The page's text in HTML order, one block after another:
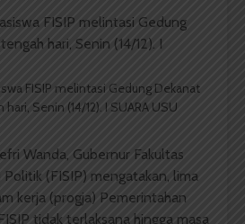
FISIP melintasi Gedung Dekanat
hari, Senin (14/12). I SUARA USU
Wanda, Gubernur Fakultas
(FISIP) mengatakan, lima
kerja (progja) Pemerintahan
tidak terlaksana hingga masa